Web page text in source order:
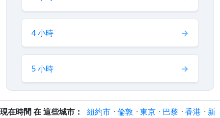
4 小時
5 小時
現在時間 在 這些城市： 紐約市 · 倫敦 · 東京 · 巴黎 · 香港 · 新